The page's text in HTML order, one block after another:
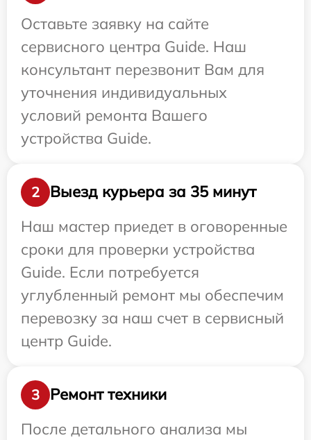
Оставьте заявку на сайте
сервисного центра Guide. Наш
консультант перезвонит Вам для
уточнения индивидуальных
условий ремонта Вашего
устройства Guide.
2
Выезд курьера за 35 минут
Наш мастер приедет в оговоренные
сроки для проверки устройства
Guide. Если потребуется
углубленный ремонт мы обеспечим
перевозку за наш счет в сервисный
центр Guide.
3
Ремонт техники
После детального анализа мы